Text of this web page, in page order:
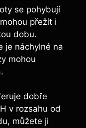
se pohybují
přežít i
dobu.
je náchylné na
mohou
dobře
v rozsahu od
můžete ji